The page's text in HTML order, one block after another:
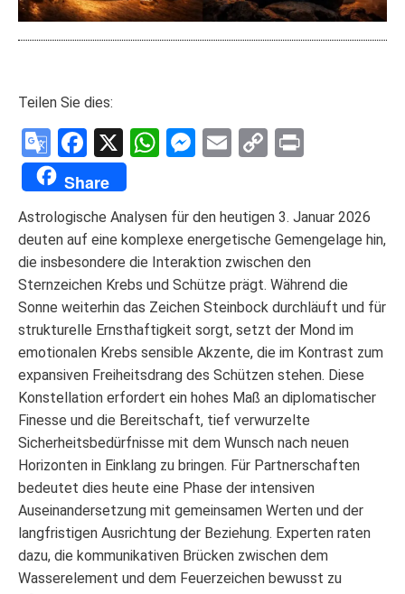
Teilen Sie dies:
Google
Translate
Facebook
X WhatsApp
Messenger
Email
Copy
Share
Astrologische Analysen für den heutigen 3. Januar 2026
deuten auf eine komplexe energetische Gemengelage hin,
die insbesondere die Interaktion zwischen den
Sternzeichen Krebs und Schütze prägt. Während die
Sonne weiterhin das Zeichen Steinbock durchläuft und für
strukturelle Ernsthaftigkeit sorgt, setzt der Mond im
emotionalen Krebs sensible Akzente, die im Kontrast zum
expansiven Freiheitsdrang des Schützen stehen. Diese
Konstellation erfordert ein hohes Maß an diplomatischer
Finesse und die Bereitschaft, tief verwurzelte
Sicherheitsbedürfnisse mit dem Wunsch nach neuen
Horizonten in Einklang zu bringen. Für Partnerschaften
bedeutet dies heute eine Phase der intensiven
Auseinandersetzung mit gemeinsamen Werten und der
langfristigen Ausrichtung der Beziehung. Experten raten
dazu, die kommunikativen Brücken zwischen dem
Wasserelement und dem Feuerzeichen bewusst zu